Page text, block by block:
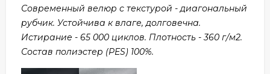
Современный велюр с текстурой - диагональный
рубчик. Устойчива к влаге, долговечна.
Истирание - 65 000 циклов. Плотность - 360 г/м2.
Состав полиэстер (PES) 100%.